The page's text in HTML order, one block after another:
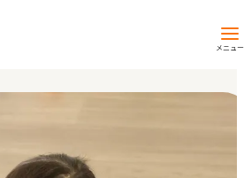
メニュー